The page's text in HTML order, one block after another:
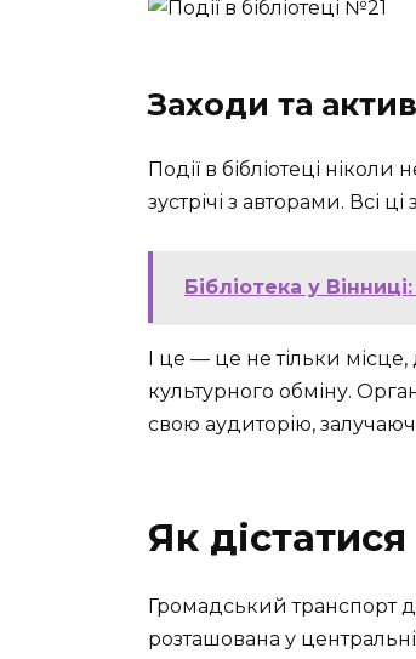
Заходи та
Події в бібліотеці
зустрічі з авторами. Всі
Бібліотека у
І це — це не тільки місце,
культурного обміну.
свою аудиторію,
Як
Громадський транспорт
розташована у